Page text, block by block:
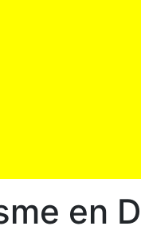
en